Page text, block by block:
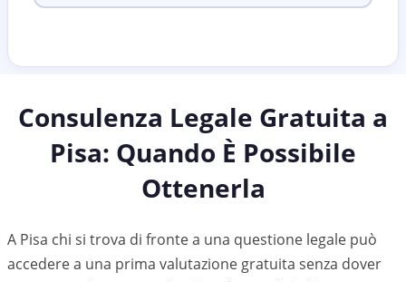
Consulenza Legale Gratuita a
Pisa: Quando È Possibile
Ottenerla
A Pisa chi si trova di fronte a una questione legale può
accedere a una prima valutazione gratuita senza dover